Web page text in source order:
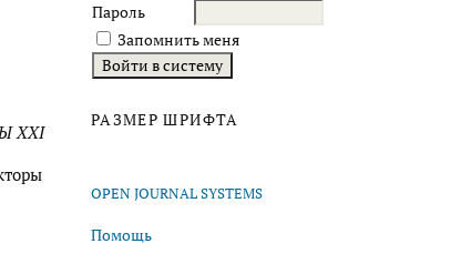
Пароль
Запомнить меня
РАЗМЕР ШРИФТА
OPEN JOURNAL SYSTEMS
Помощь
XXI